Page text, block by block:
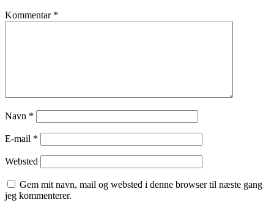
Kommentar *
Navn *
E-mail *
Websted
Gem mit navn, mail og websted i denne browser til næste gang
jeg kommenterer.